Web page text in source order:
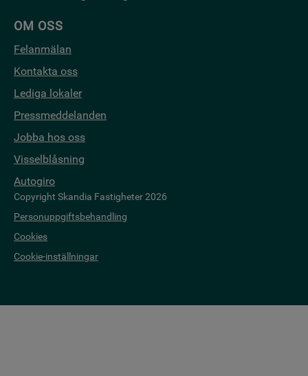
OM OSS
Felanmälan
Kontakta oss
Lediga lokaler
Pressmeddelanden
Jobba hos oss
Visselblåsning
Autogiro
Copyright Skandia Fastigheter 2026
Personuppgiftsbehandling
Cookies
Cookie-inställningar